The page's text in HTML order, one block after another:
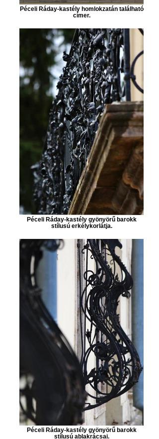
Péceli Ráday-kastély homlokzatán található
címer.
Péceli Ráday-kastély gyönyörű barokk
stílusú erkélykorlátja.
Péceli Ráday-kastély gyönyörű barokk
stílusú ablakrácsai.